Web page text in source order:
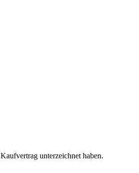
unterzeichnet haben.